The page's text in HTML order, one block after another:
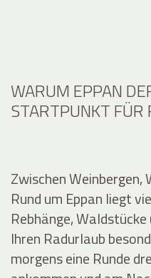
WARUM EPPAN
STARTPUNKT FÜR
Zwischen Weinbergen,
Rund um Eppan liegt
Rebhänge,
Ihren Radurlaub
morgens eine Runde